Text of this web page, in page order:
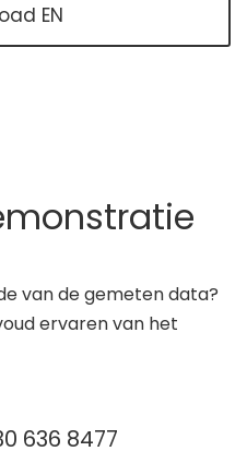
EN
van de gemeten data?
ervaren van het
636 8477